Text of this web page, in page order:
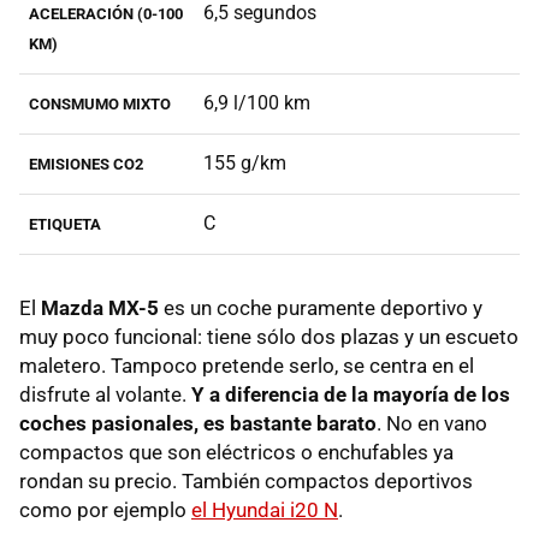
ACELERACIÓN (0-100
KM)
6,5 segundos
CONSMUMO MIXTO 6,9 l/100 km
EMISIONES CO2 155 g/km
ETIQUETA C
El Mazda MX-5 es un coche puramente deportivo y
muy poco funcional: tiene sólo dos plazas y un escueto
maletero. Tampoco pretende serlo, se centra en el
disfrute al volante. Y a diferencia de la mayoría de los
coches pasionales, es bastante barato. No en vano
compactos que son eléctricos o enchufables ya
rondan su precio. También compactos deportivos
como por ejemplo el Hyundai i20 N.